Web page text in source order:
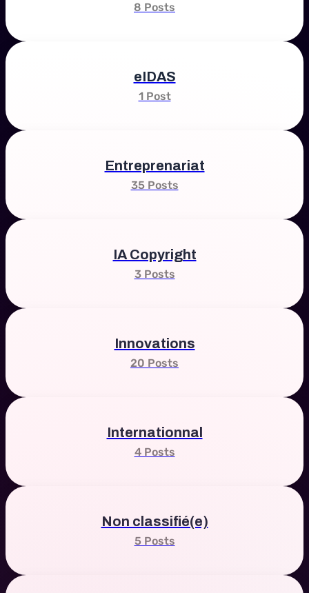
8 Posts
eIDAS
1 Post
Entreprenariat
35 Posts
IA Copyright
3 Posts
Innovations
20 Posts
Internationnal
4 Posts
Non classifié(e)
5 Posts